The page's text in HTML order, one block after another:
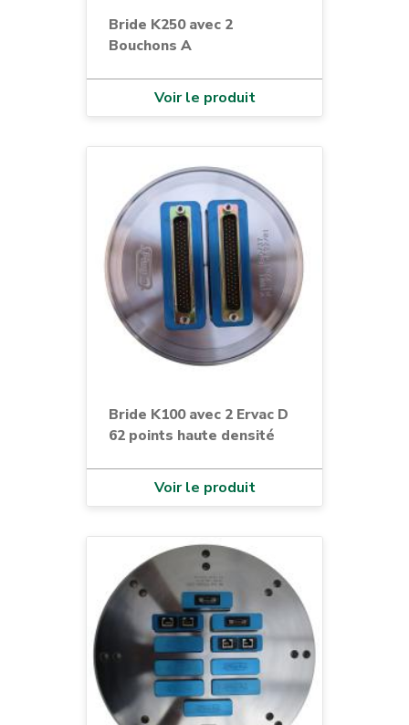
Bride K250 avec 2
Bouchons A
Voir le produit
Bride K100 avec 2 Ervac D
62 points haute densité
Voir le produit